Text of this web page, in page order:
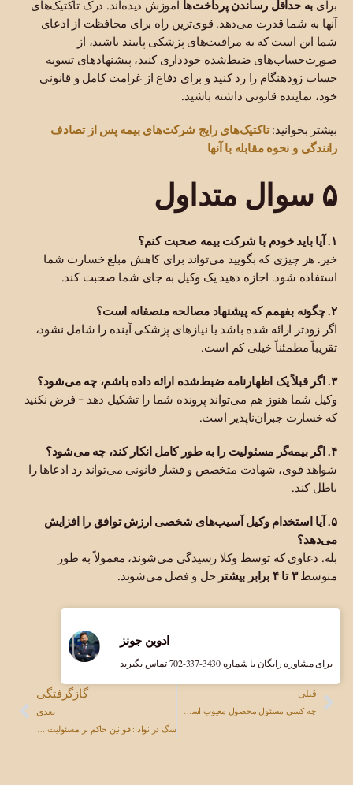
برای به حداقل رساندن پرداخت‌ها آموزش دیده‌اند. درک تاکتیک‌های
آنها به شما قدرت می‌دهد. قوی‌ترین راه برای محافظت از ادعای
شما این است که به مراقبت‌های پزشکی پایبند باشید، از
صورت‌حساب‌های ضبط‌شده خودداری کنید، پیشنهادهای تسویه
حساب زودهنگام را رد کنید و برای دفاع از غرامت کامل و قانونی
خود، نماینده قانونی داشته باشید.
بیشتر بخوانید:تاکتیک‌های رایج شرکت‌های بیمه پس از تصادف
رانندگی و نحوه مقابله با آنها
۵ سوال متداول
۱. آیا باید خودم با شرکت بیمه صحبت کنم؟
خیر. هر چیزی که بگویید می‌تواند برای کاهش مبلغ خسارت شما
استفاده شود. اجازه دهید یک وکیل به جای شما صحبت کند.
۲. چگونه بفهمم که پیشنهاد مصالحه منصفانه است؟
اگر زودتر ارائه شده باشد یا نیازهای پزشکی آینده را شامل نشود،
تقریباً مطمئناً خیلی کم است.
۳. اگر قبلاً یک اظهارنامه ضبط‌شده ارائه داده باشم، چه می‌شود؟
وکیل شما هنوز هم می‌تواند پرونده شما را تشکیل دهد - فرض نکنید
که خسارت جبران‌ناپذیر است.
۴. اگر بیمه‌گر مسئولیت را به طور کامل انکار کند، چه می‌شود؟
شواهد قوی، شهادت متخصص و فشار قانونی می‌تواند رد ادعاها را
باطل کند.
۵. آیا استخدام وکیل آسیب‌های شخصی ارزش توافق را افزایش
می‌دهد؟
بله. دعاوی که توسط وکلا رسیدگی می‌شوند، معمولاً به طور
متوسط​​۳ تا ۴ برابر بیشتر حل و فصل می‌شوند.
قبلی گازگرفتگی
بعدی
ادوین جونز
برای مشاوره رایگان با شماره ‎702-337-3430 تماس بگیرید